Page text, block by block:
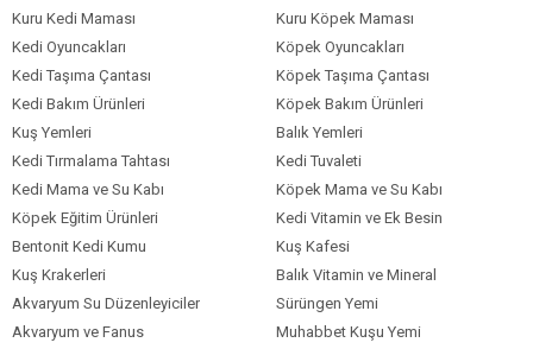
Kuru Kedi Maması
Kuru Köpek Maması
Kedi Oyuncakları
Köpek Oyuncakları
Kedi Taşıma Çantası
Köpek Taşıma Çantası
Kedi Bakım Ürünleri
Köpek Bakım Ürünleri
Kuş Yemleri
Balık Yemleri
Kedi Tırmalama Tahtası
Kedi Tuvaleti
Kedi Mama ve Su Kabı
Köpek Mama ve Su Kabı
Köpek Eğitim Ürünleri
Kedi Vitamin ve Ek Besin
Bentonit Kedi Kumu
Kuş Kafesi
Kuş Krakerleri
Balık Vitamin ve Mineral
Akvaryum Su Düzenleyiciler
Sürüngen Yemi
Akvaryum ve Fanus
Muhabbet Kuşu Yemi